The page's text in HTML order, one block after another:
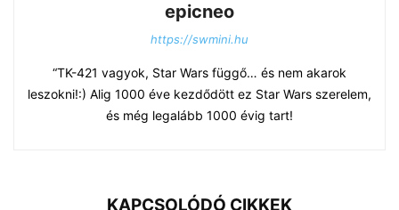
epicneo
https://swmini.hu
“TK-421 vagyok, Star Wars függő… és nem akarok
leszokni!:) Alig 1000 éve kezdődött ez Star Wars szerelem,
és még legalább 1000 évig tart!
KAPCSOLÓDÓ CIKKEK